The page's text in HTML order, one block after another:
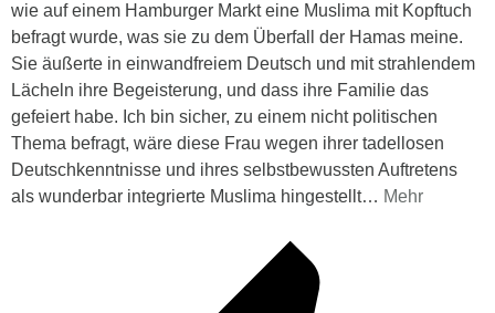
wie auf einem Hamburger Markt eine Muslima mit Kopftuch
befragt wurde, was sie zu dem Überfall der Hamas meine.
Sie äußerte in einwandfreiem Deutsch und mit strahlendem
Lächeln ihre Begeisterung, und dass ihre Familie das
gefeiert habe. Ich bin sicher, zu einem nicht politischen
Thema befragt, wäre diese Frau wegen ihrer tadellosen
Deutschkenntnisse und ihres selbstbewussten Auftretens
als wunderbar integrierte Muslima hingestellt… Mehr